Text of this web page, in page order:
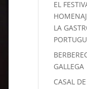
EL
LA
GALLEGA
CASAL